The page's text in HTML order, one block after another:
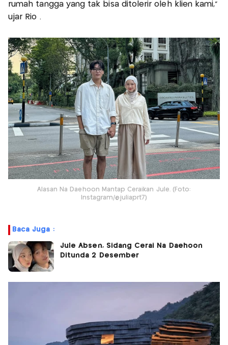
rumah tangga yang tak bisa ditolerir oleh klien kami,”
ujar Rio .
Alasan Na Daehoon Mantap Ceraikan Jule. (Foto:
Instagram/@juliaprt7)
Baca Juga :
Jule Absen, Sidang Cerai Na Daehoon
Ditunda 2 Desember